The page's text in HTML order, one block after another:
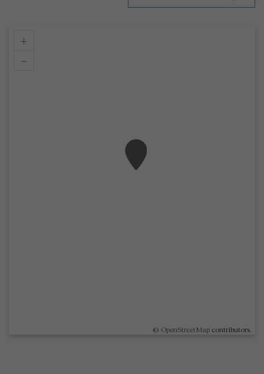
+
–
© OpenStreetMap contributors.